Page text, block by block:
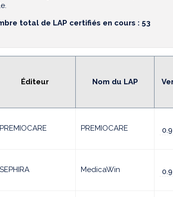
total de LAP certifiés en cours : 53
Éditeur Nom du LAP
PREMIOCARE PREMIOCARE 0.9
SEPHIRA MedicaWin 0.9